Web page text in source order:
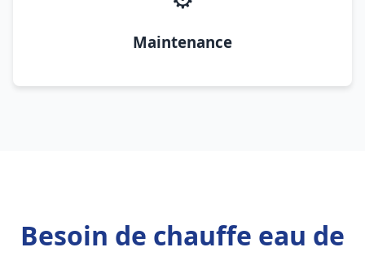
Maintenance
Besoin de chauffe eau de